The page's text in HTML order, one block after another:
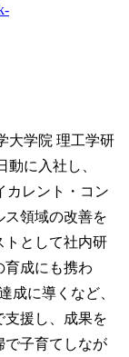
大学院 理工学研
に入社し、
カレント・コン
ス領域の改善を
トとして社内研
育成にも携わ
成に導くなど、
支援し、成果を
で子育てしなが